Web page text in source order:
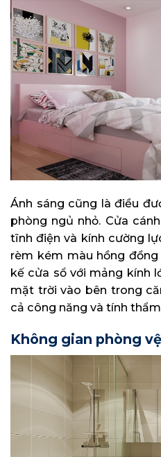
Ánh sáng cũng là điều
phòng ngủ nhỏ. Cửa
tĩnh điện và kính cường
rèm kém màu hồng
kế cửa sổ với mảng kính
mặt trời vào bên trong
cả công năng và tính
Không gian phòng